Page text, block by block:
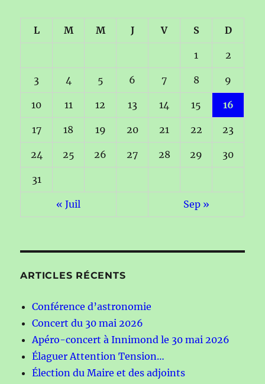
L M M J V S D
1 2
3 4 5 6 7 8 9
10 11 12 13 14 15 16
17 18 19 20 21 22 23
24 25 26 27 28 29 30
31
« Juil Sep »
ARTICLES RÉCENTS
Conférence d’astronomie
Concert du 30 mai 2026
Apéro-concert à Innimond le 30 mai 2026
Élaguer Attention Tension…
Élection du Maire et des adjoints